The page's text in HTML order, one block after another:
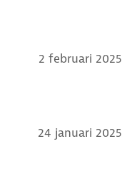
2 februari 2025
24 januari 2025